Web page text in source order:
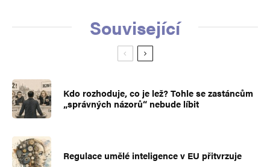
Související
Kdo rozhoduje, co je lež? Tohle se zastáncům
„správných názorů“ nebude líbit
Regulace umělé inteligence v EU přitvrzuje